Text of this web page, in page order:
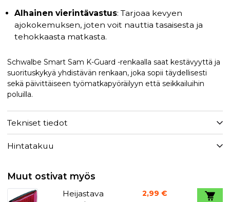
Alhainen vierintävastus: Tarjoaa kevyen
ajokokemuksen, joten voit nauttia tasaisesta ja
tehokkaasta matkasta.
Schwalbe Smart Sam K-Guard -renkaalla saat kestävyyttä ja
suorituskykyä yhdistävän renkaan, joka sopii täydellisesti
sekä päivittäiseen työmatkapyöräilyyn että seikkailuihin
poluilla.
Tekniset tiedot
Hintatakuu
Muut ostivat myös
Heijastava
2,99 €